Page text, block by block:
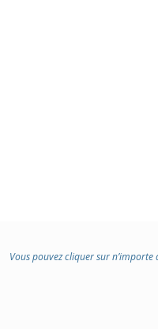
Vous pouvez cliquer sur